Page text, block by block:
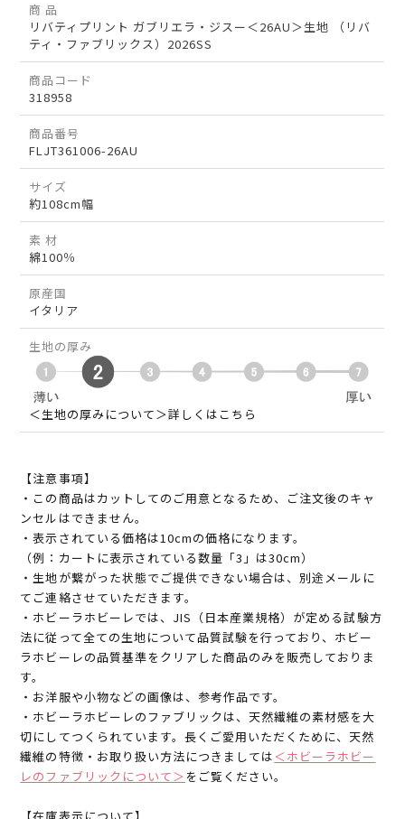
商 品
リバティプリント ガブリエラ・ジスー＜26AU＞生地 （リバ
ティ・ファブリックス）2026SS
商品コード
318958
商品番号
FLJT361006-26AU
サイズ
約108cm幅
素 材
綿100％
原産国
イタリア
生地の厚み
＜生地の厚みについて＞詳しくはこちら
【注意事項】
・この商品はカットしてのご用意となるため、ご注文後のキャ
ンセルはできません。
・表示されている価格は10cmの価格になります。
（例：カートに表示されている数量「3」は30cm）
・生地が繋がった状態でご提供できない場合は、別途メールに
てご連絡させていただきます。
・ホビーラホビーレでは、JIS（日本産業規格）が定める試験方
法に従って全ての生地について品質試験を行っており、ホビー
ラホビーレの品質基準をクリアした商品のみを販売しておりま
す。
・お洋服や小物などの画像は、参考作品です。
・ホビーラホビーレのファブリックは、天然繊維の素材感を大
切にしてつくられています。長くご愛用いただくために、天然
繊維の特徴・お取り扱い方法につきましては＜ホビーラホビー
レのファブリックについて＞ をご覧ください。